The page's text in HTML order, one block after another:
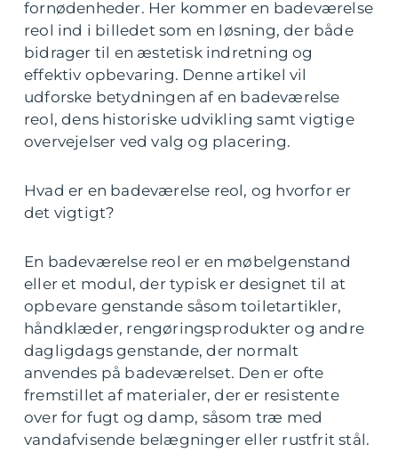
fornødenheder. Her kommer en badeværelse
reol ind i billedet som en løsning, der både
bidrager til en æstetisk indretning og
effektiv opbevaring. Denne artikel vil
udforske betydningen af en badeværelse
reol, dens historiske udvikling samt vigtige
overvejelser ved valg og placering.
Hvad er en badeværelse reol, og hvorfor er
det vigtigt?
En badeværelse reol er en møbelgenstand
eller et modul, der typisk er designet til at
opbevare genstande såsom toiletartikler,
håndklæder, rengøringsprodukter og andre
dagligdags genstande, der normalt
anvendes på badeværelset. Den er ofte
fremstillet af materialer, der er resistente
over for fugt og damp, såsom træ med
vandafvisende belægninger eller rustfrit stål.